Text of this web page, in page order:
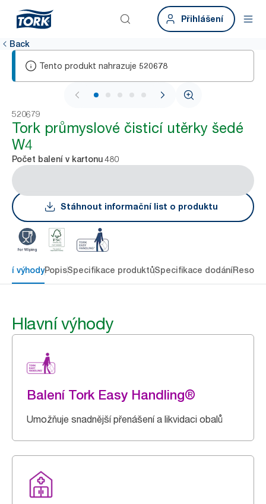
Přihlášení
Back
Tento produkt nahrazuje 520678
1 / 6
520679
Tork průmyslové čisticí utěrky šedé
W4
Počet balení v kartonu480
Stáhnout informační list o produktu
výhodyPopisSpecifikace produktůSpecifikace dodání
Hlavní výhody
Balení Tork Easy Handling®
Umožňuje snadnější přenášení a likvidaci obalů